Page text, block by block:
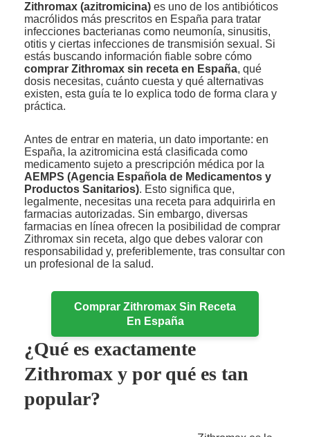
Zithromax (azitromicina) es uno de los antibióticos
macrólidos más prescritos en España para tratar
infecciones bacterianas como neumonía, sinusitis,
otitis y ciertas infecciones de transmisión sexual. Si
estás buscando información fiable sobre cómo
comprar Zithromax sin receta en España, qué
dosis necesitas, cuánto cuesta y qué alternativas
existen, esta guía te lo explica todo de forma clara y
práctica.
Antes de entrar en materia, un dato importante: en
España, la azitromicina está clasificada como
medicamento sujeto a prescripción médica por la
AEMPS (Agencia Española de Medicamentos y
Productos Sanitarios). Esto significa que,
legalmente, necesitas una receta para adquirirla en
farmacias autorizadas. Sin embargo, diversas
farmacias en línea ofrecen la posibilidad de comprar
Zithromax sin receta, algo que debes valorar con
responsabilidad y, preferiblemente, tras consultar con
un profesional de la salud.
Comprar Zithromax Sin Receta
En España
¿Qué es exactamente
Zithromax y por qué es tan
popular?